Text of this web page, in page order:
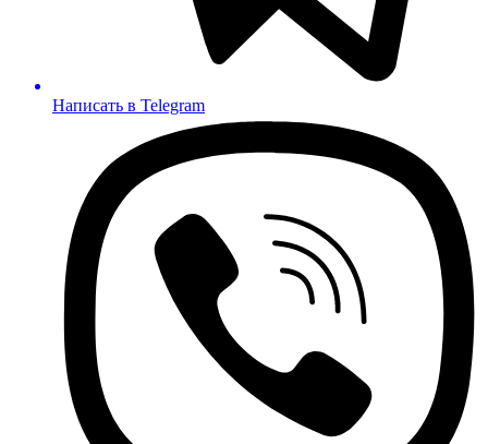
Написать в Telegram